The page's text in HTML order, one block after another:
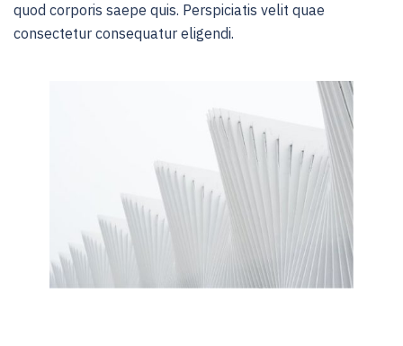
quod corporis saepe quis. Perspiciatis velit quae
consectetur consequatur eligendi.